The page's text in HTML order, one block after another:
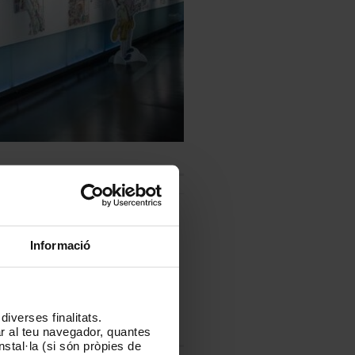
Informació
finalitats.
al teu navegador, quantes
(si són pròpies de
que tenim a Barcelona i la